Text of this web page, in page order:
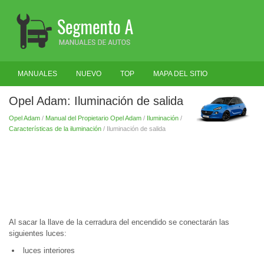
MANUALES NUEVO TOP MAPA DEL SITIO
BUSCAR
Opel Adam: Iluminación de salida
Opel Adam / Manual del Propietario Opel Adam / Iluminación /
Características de la iluminación / Iluminación de salida
Al sacar la llave de la cerradura del encendido se conectarán las
siguientes luces:
luces interiores